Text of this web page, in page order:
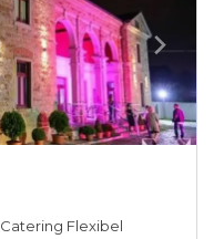
Catering Flexibel